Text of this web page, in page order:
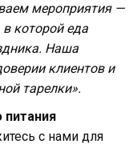
мероприятия —
которой еда
Наша
клиентов и
тарелки».
питания
с нами для